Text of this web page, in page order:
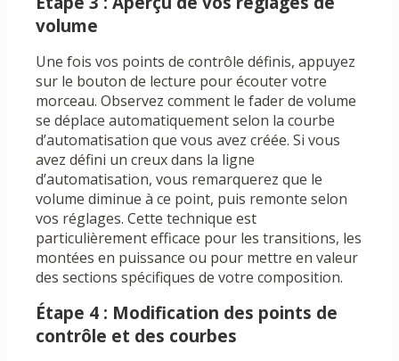
volume
Une fois vos points de contrôle définis, appuyez
sur le bouton de lecture pour écouter votre
morceau. Observez comment le fader de volume
se déplace automatiquement selon la courbe
d’automatisation que vous avez créée. Si vous
avez défini un creux dans la ligne
d’automatisation, vous remarquerez que le
volume diminue à ce point, puis remonte selon
vos réglages. Cette technique est
particulièrement efficace pour les transitions, les
montées en puissance ou pour mettre en valeur
des sections spécifiques de votre composition.
Étape 4 : Modification des points de
contrôle et des courbes